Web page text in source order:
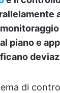
piano e
di